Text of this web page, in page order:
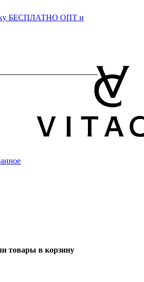
БЕСПЛАТНО ОПТ и
товары в корзину